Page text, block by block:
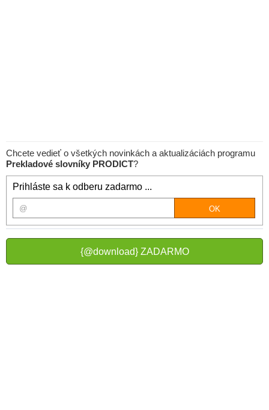
Chcete vedieť o všetkých novinkách a aktualizáciách programu
Prekladové slovníky PRODICT?
Prihláste sa k odberu zadarmo ...
{@download} ZADARMO